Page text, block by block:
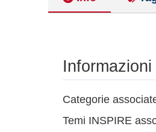
Categorie
Temi INSPIRE